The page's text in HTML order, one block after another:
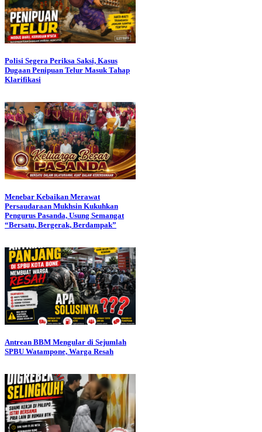
Polisi Segera Periksa Saksi, Kasus
Dugaan Penipuan Telur Masuk Tahap
Klarifikasi
Menebar Kebaikan Merawat
Persaudaraan Mukhsin Kukuhkan
Pengurus Pasanda, Usung Semangat
“Bersatu, Bergerak, Berdampak”
Antrean BBM Mengular di Sejumlah
SPBU Watampone, Warga Resah